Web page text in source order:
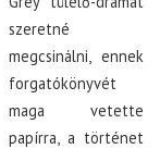
szeretné
megcsinálni, ennek
forgatókönyvét
maga vetette
papírra, a történet